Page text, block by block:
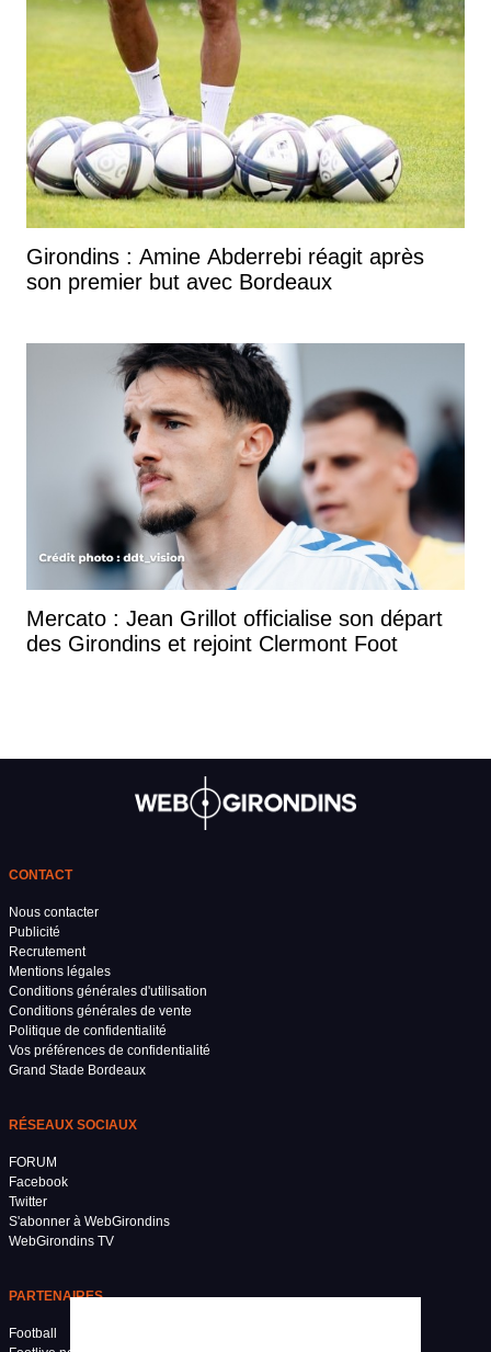
Girondins : Amine Abderrebi réagit après
son premier but avec Bordeaux
Mercato : Jean Grillot officialise son départ
des Girondins et rejoint Clermont Foot
CONTACT
Nous contacter
Publicité
Recrutement
Mentions légales
Conditions générales d'utilisation
Conditions générales de vente
Politique de confidentialité
Vos préférences de confidentialité
Grand Stade Bordeaux
RÉSEAUX SOCIAUX
FORUM
Facebook
Twitter
S'abonner à WebGirondins
WebGirondins TV
PARTENAIRES
Football